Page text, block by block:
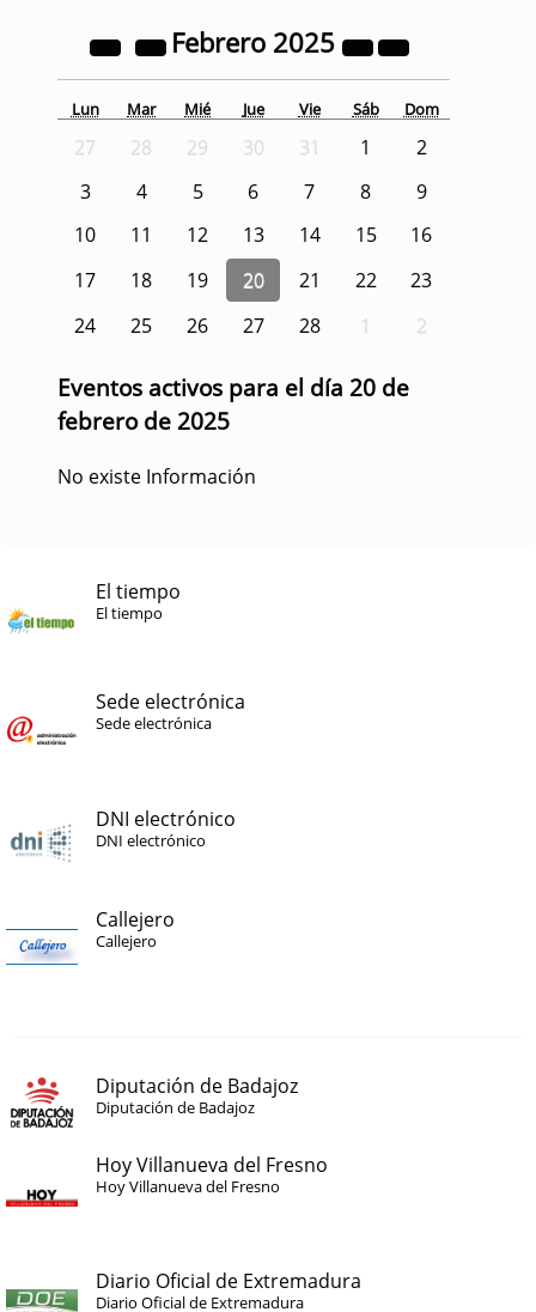
Febrero 2025
Lun Mar Mié Jue Vie Sáb Dom
27 28 29 30 31 1
2
3
4 5 6 7 8
9
10
11 12 13 14 15
16
17
18 19 20 21 22
23
24
25 26 27 28 1 2
Eventos activos para el día 20 de
febrero de 2025
No existe Información
El tiempo
El tiempo
Sede electrónica
Sede electrónica
DNI electrónico
DNI electrónico
Callejero
Callejero
Diputación de Badajoz
Diputación de Badajoz
Hoy Villanueva del Fresno
Hoy Villanueva del Fresno
Diario Oficial de Extremadura
Diario Oficial de Extremadura